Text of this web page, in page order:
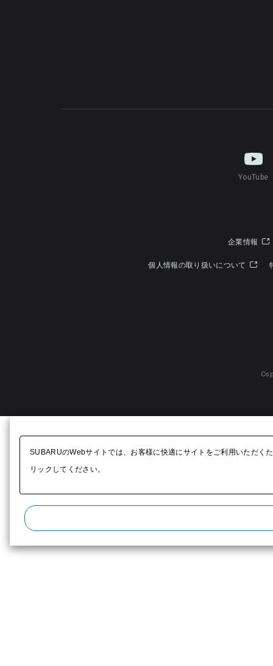
YouTube
企業情報
個人情報の取り扱いについて
SUBARUのWebサイトでは、お客様に快適にサイトをご利用いただく
リックしてください。​